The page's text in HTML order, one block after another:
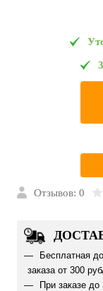
Отзывов: 0
Бесплатная
заказа от 300
При заказе